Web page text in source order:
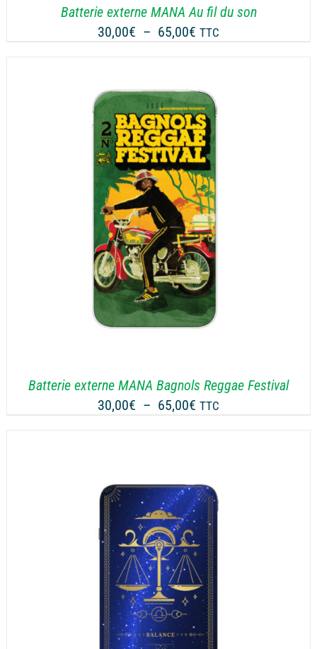
Batterie externe MANA Au fil du son
30,00€ – 65,00€ Plage
30,00€
à
65,00€
TTC
Batterie externe MANA Bagnols Reggae Festival
30,00€ – 65,00€ Plage
65,00€
TTC